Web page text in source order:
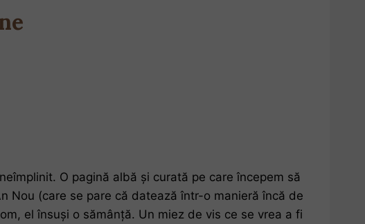
O pagină albă și curată pe care începem să
Nou (care se pare că datează într-o manieră încă de
el însuși o sămânță. Un miez de vis ce se vrea a fi